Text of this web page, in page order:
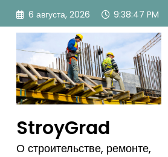
Перейти
содержимому
6 августа, 2026 9:38:48 PM
StroyGrad
О строительстве, ремонте,